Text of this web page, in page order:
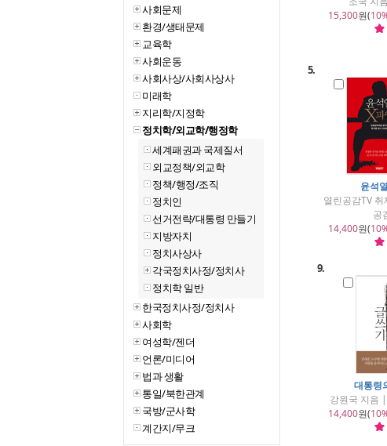
사회문제
환경/생태문제
교육학
사회운동
사회사상/사회사상사
미래학
지리학/지정학
정치학/외교학/행정학
세계패권과 국제질서
외교정책/외교학
정책/행정/조직
정치인
선거전략/대통령 만들기
지방자치
정치사상사
각국정치사정/정치사
정치학 일반
한국정치사정/정치사
사회학
여성학/젠더
언론/미디어
법과 생활
통일/북한관계
국방/군사학
계간지/무크
15,300원(
5.
윤석
열린공감TV
공
14,400원(
9.
대통령
강원국 지음
14,400원(